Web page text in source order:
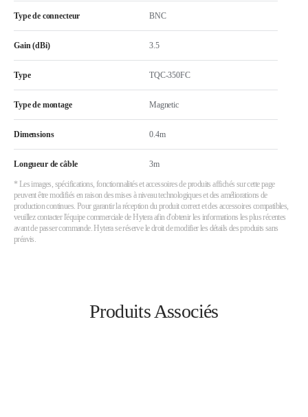
Type de connecteur BNC
Gain (dBi) 3.5
Type TQC-350FC
Type de montage Magnetic
Dimensions 0.4m
Longueur de câble 3m
* Les images, spécifications, fonctionnalités et accessoires de produits affichés sur cette page
peuvent être modifiés en raison des mises à niveau technologiques et des améliorations de
production continues. Pour garantir la réception du produit correct et des accessoires compatibles,
veuillez contacter l'équipe commerciale de Hytera afin d'obtenir les informations les plus récentes
avant de passer commande. Hytera se réserve le droit de modifier les détails des produits sans
préavis.
Produits Associés